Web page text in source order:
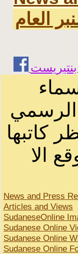
العام
الرسمي
كاتبها
الا
News and Press
Articles and Views
SudaneseOnline
Sudanese Online
Sudanese Online
Sudanese Online